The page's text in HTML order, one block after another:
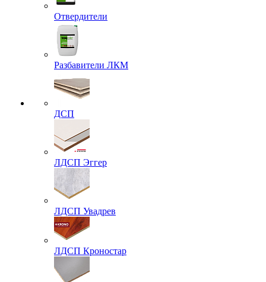
Отвердители
Разбавители ЛКМ
ДСП
ЛДСП Эггер
ЛДСП Увадрев
ЛДСП Кроностар